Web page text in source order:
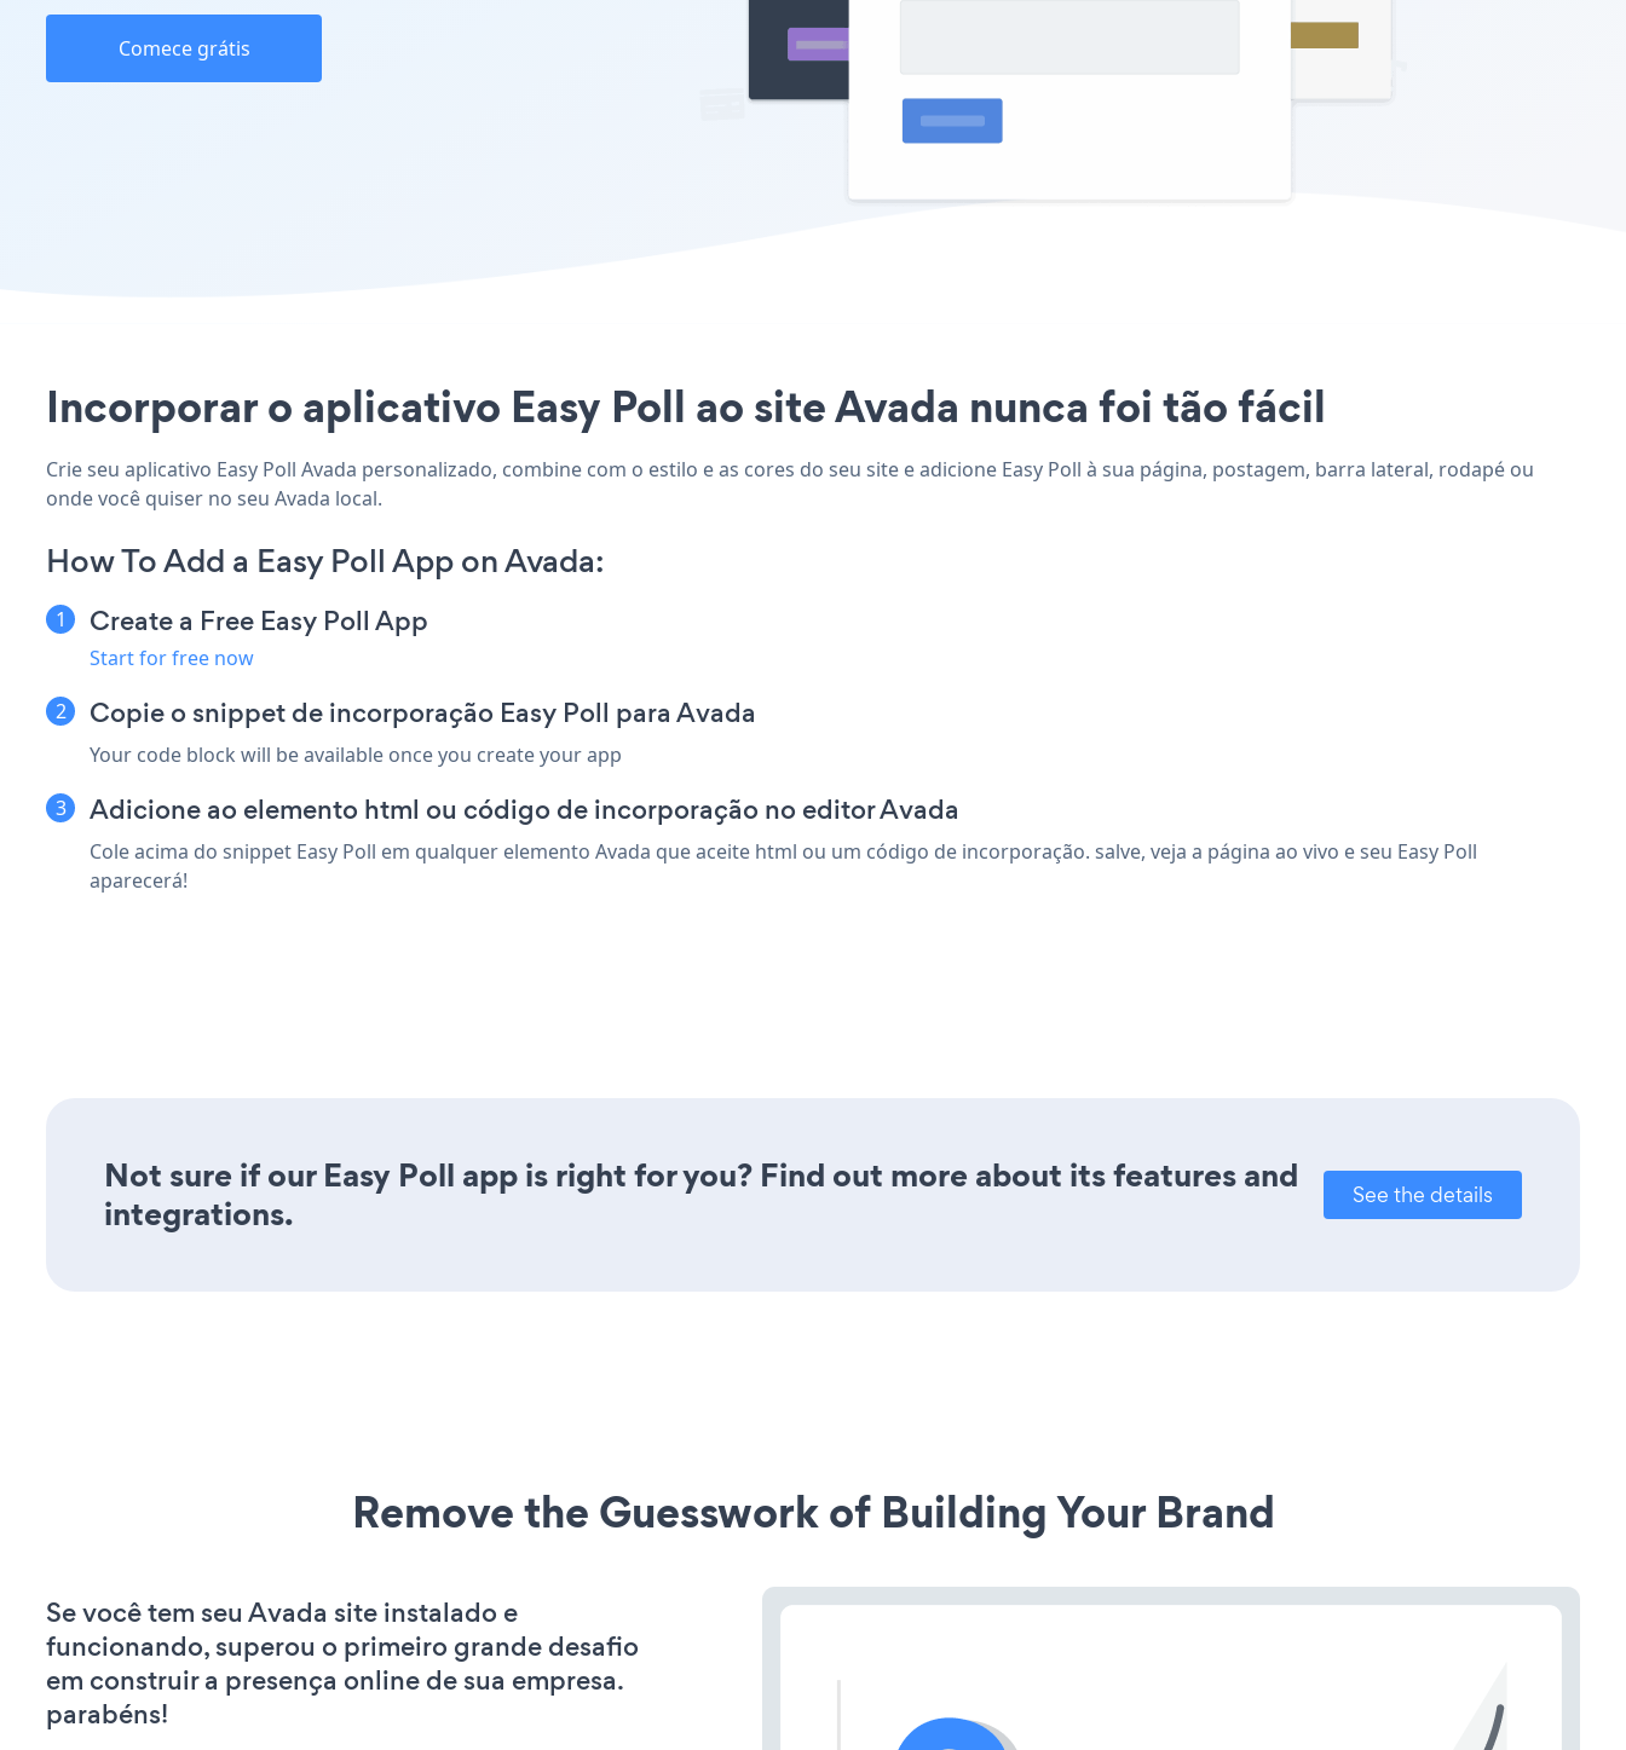
Comece grátis
Incorporar o aplicativo Easy Poll ao site Avada nunca foi tão fácil
Crie seu aplicativo Easy Poll Avada personalizado, combine com o estilo e as cores do seu site e adicione Easy Poll à sua página, postagem, barra lateral, rodapé ou
onde você quiser no seu Avada local.
How To Add a Easy Poll App on Avada:
Create a Free Easy Poll App
Start for free now
Copie o snippet de incorporação Easy Poll para Avada
Your code block will be available once you create your app
Adicione ao elemento html ou código de incorporação no editor Avada
Cole acima do snippet Easy Poll em qualquer elemento Avada que aceite html ou um código de incorporação. salve, veja a página ao vivo e seu Easy Poll
aparecerá!
Not sure if our Easy Poll app is right for you? Find out more about its features and
integrations.
See the details
Remove the Guesswork of Building Your Brand
Se você tem seu Avada site instalado e
funcionando, superou o primeiro grande desafio
em construir a presença online de sua empresa.
parabéns!